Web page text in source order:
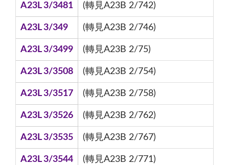
A23L 3/3481 (轉見A23B 2/742)
A23L 3/349 (轉見A23B 2/746)
A23L 3/3499 (轉見A23B 2/75)
A23L 3/3508 (轉見A23B 2/754)
A23L 3/3517 (轉見A23B 2/758)
A23L 3/3526 (轉見A23B 2/762)
A23L 3/3535 (轉見A23B 2/767)
A23L 3/3544 (轉見A23B 2/771)